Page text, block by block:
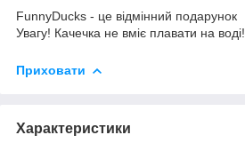
FunnyDucks - це відмінний подарунок
Увагу! Качечка не вміє плавати на воді!
Приховати
Характеристики